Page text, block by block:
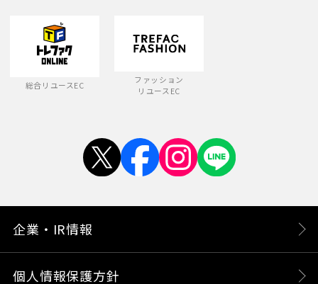
総合リユースEC
ファッション
リユースEC
企業・IR情報
個人情報保護方針